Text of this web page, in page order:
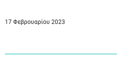
17 Φεβρουαρίου 2023